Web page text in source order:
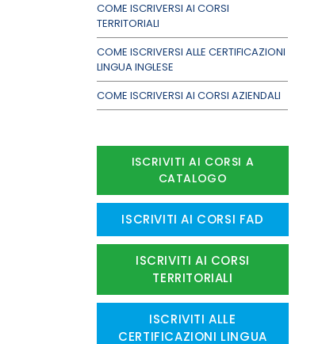
COME ISCRIVERSI AI CORSI
TERRITORIALI
COME ISCRIVERSI ALLE CERTIFICAZIONI
LINGUA INGLESE
COME ISCRIVERSI AI CORSI AZIENDALI
ISCRIVITI AI CORSI A
CATALOGO
ISCRIVITI AI CORSI FAD
ISCRIVITI AI CORSI
TERRITORIALI
ISCRIVITI ALLE
CERTIFICAZIONI LINGUA